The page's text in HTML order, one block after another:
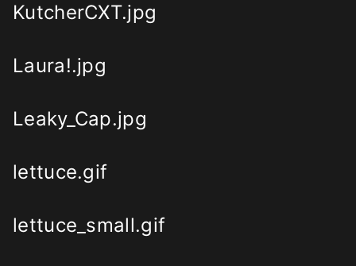
KutcherCXT.jpg
Laura!.jpg
Leaky_Cap.jpg
lettuce.gif
lettuce_small.gif